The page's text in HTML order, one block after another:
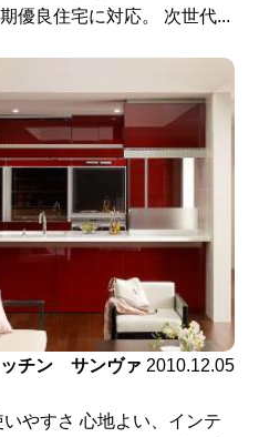
優良住宅に対応。 次世代...
チン サンヴァ 2010.12.05
やすさ 心地よい、インテ